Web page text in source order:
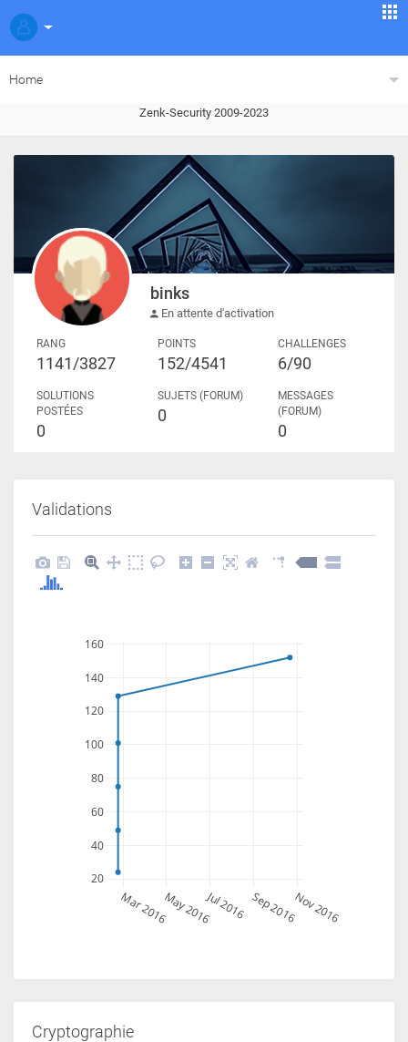
Home
Zenk-Security 2009-2023
binks
En attente d'activation
RANG
1141/3827
POINTS
152/4541
CHALLENGES
6/90
SOLUTIONS
POSTÉES
0
SUJETS (FORUM)
0
MESSAGES
(FORUM)
0
Validations
Mar 2016May 2016Jul 2016 Sep 2016Nov 2016
20
40
60
80
100
120
140
160
Cryptographie